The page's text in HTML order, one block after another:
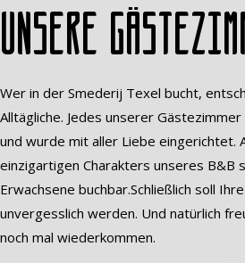
Unsere
Wer in der Smederij Texel bucht,
Alltägliche. Jedes unserer
und wurde mit aller Liebe eingerichtet.
einzigartigen Charakters unseres B&B
Erwachsene buchbar.Schließlich soll
unvergesslich werden. Und natürlich
noch mal wiederkommen.